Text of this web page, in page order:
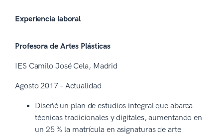
Experiencia laboral
Profesora de Artes Plásticas
IES Camilo José Cela, Madrid
Agosto 2017 – Actualidad
Diseñé un plan de estudios integral que abarca
técnicas tradicionales y digitales, aumentando en
un 25 % la matrícula en asignaturas de arte